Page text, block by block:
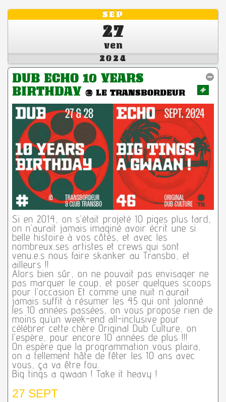
SEP
27
ven
2024
DUB ECHO 10 YEARS
BIRTHDAY @ LE TRANSBORDEUR
Si en 2014, on s’était projeté 10 piges plus tard,
on n’aurait jamais imaginé avoir écrit une si
belle histoire à vos côtés, et avec les
nombreux.ses artistes et crews qui sont
venu.e.s nous faire skanker au Transbo, et
ailleurs !!
Alors bien sûr, on ne pouvait pas envisager ne
pas marquer le coup, et poser quelques scoops
pour l’occasion Et comme une nuit n’aurait
jamais suffit à résumer les 45 qui ont jalonné
les 10 années passées, on vous propose rien de
moins qu’un week-end all-inclusive pour
célébrer cette chère Original Dub Culture, on
l’espère, pour encore 10 années de plus !!!
On espère que la programmation vous plaira,
on a tellement hâte de fêter les 10 ans avec
vous, ça va être fou.
Big tings a gwaan ! Take it heavy !
27 SEPT